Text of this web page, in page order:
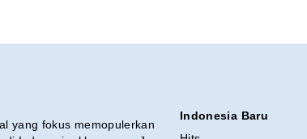
yang fokus memopulerkan
Indonesia Baru